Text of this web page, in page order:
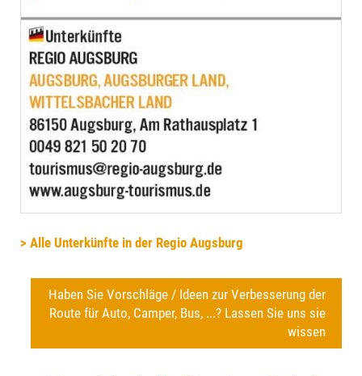
> Alle Unterkünfte in der Regio Augsburg
Haben Sie Vorschläge / Ideen zur Verbesserung der
Route für Auto, Camper, Bus, ...? Lassen Sie uns sie
wissen